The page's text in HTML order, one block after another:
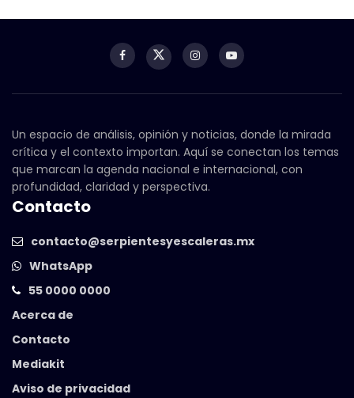
Un espacio de análisis, opinión y noticias, donde la mirada
crítica y el contexto importan. Aquí se conectan los temas
que marcan la agenda nacional e internacional, con
profundidad, claridad y perspectiva.
Contacto
contacto@serpientesyescaleras.mx
WhatsApp
55 0000 0000
Acerca de
Contacto
Mediakit
Aviso de privacidad